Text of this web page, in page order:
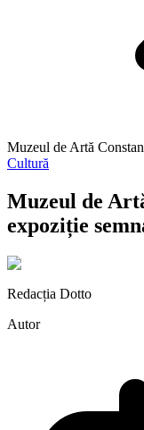
Muzeul de Artă
Cultură
Muzeul de
expoziție
Redacția Dotto
Autor